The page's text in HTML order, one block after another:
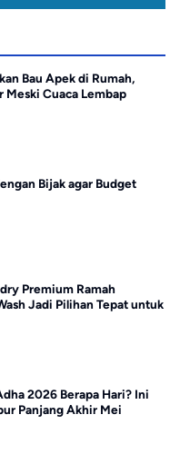
Bau Apek di Rumah,
Meski Cuaca Lembap
Bijak agar Budget
Premium Ramah
Jadi Pilihan Tepat untuk
2026 Berapa Hari? Ini
Panjang Akhir Mei